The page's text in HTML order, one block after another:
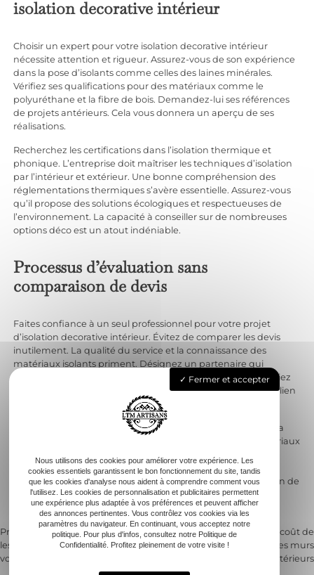
isolation decorative intérieur
Choisir un expert pour votre isolation decorative intérieur
nécessite attention et rigueur. Assurez-vous de son expérience
dans la pose d’isolants comme celles des laines minérales.
Vérifiez ses qualifications pour des matériaux comme le
polyuréthane et la fibre de bois. Demandez-lui ses références
de projets antérieurs. Cela vous donnera un aperçu de ses
réalisations.
Recherchez les certifications dans l’isolation thermique et
phonique. L’entreprise doit maîtriser les techniques d’isolation
par l’intérieur et extérieur. Une bonne compréhension des
réglementations thermiques s’avère essentielle. Assurez-vous
qu’il propose des solutions écologiques et respectueuses de
l’environnement. La capacité à conseiller sur de nombreuses
options déco est un atout indéniable.
Processus d’évaluation sans
comparaison de devis
Faites confiance à un seul professionnel pour votre projet
d’isolation decorative intérieur. Évitez de comparer les devis
inutilement. La qualité du service et la connaissance des
matériaux isolants priment. Désignez un partenaire qui
comprend vos besoins spécifiques et votre budget. Privilégiez
son expertise en matière de performances thermiques. Un lien
fort avec l’expert facilite le processus d’évaluation.
Une évaluation complète des lieux est déterminante pour la
réussite des travaux. Analysez ensemble l’impact des matériaux
isolants choisis. Prenez en compte des aspects comme la
conductivité thermique et l’épaisseur nécessaire pour vos
parois. Considérez également l’étanchéité à l’air et la gestion de
la vapeur d’eau dans votre espace. Restez engagé et
communiquez ouvertement à chaque étape.
Navigation
Previous:
Second oeuvre maison :
les étapes essentielles pour réussir
vos travaux
Next: Comment estimer le coût de
l’isolation thermique des murs
intérieurs
Fermer et accepter
Nous utilisons des cookies pour améliorer votre expérience. Les
cookies essentiels garantissent le bon fonctionnement du site, tandis
que les cookies d'analyse nous aident à comprendre comment vous
l'utilisez. Les cookies de personnalisation et publicitaires permettent
une expérience plus adaptée à vos préférences et peuvent afficher
des annonces pertinentes. Vous contrôlez vos cookies via les
paramètres du navigateur. En continuant, vous acceptez notre
politique. Pour plus d'infos, consultez notre Politique de
Confidentialité. Profitez pleinement de votre visite !